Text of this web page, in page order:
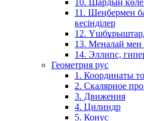
11. Шеңбермен
кесінділер
12.
13. Меналай мен
14. Эллипс,
Геометрия рус
1. Координаты
2. Скалярное
3. Движения
4. Цилиндр
5. Конус